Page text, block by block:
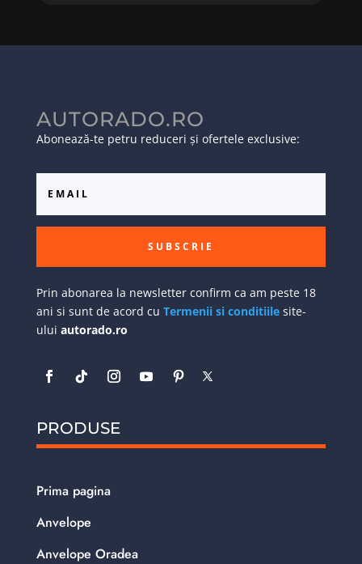
AUTORADO.RO
Abonează-te petru reduceri și ofertele exclusive:
SUBSCRIE
Prin abonarea la newsletter confirm ca am peste 18
ani si sunt de acord cu Termenii si conditiilesite-
ului autorado.ro
PRODUSE
Prima pagina
Anvelope
Anvelope Oradea